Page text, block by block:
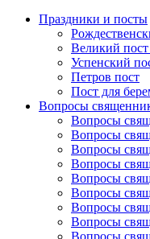
Праздники и посты
Великий
Успенский
Петров пост
Пост для
Вопросы
Вопросы
Вопросы
Вопросы
Вопросы
Вопросы
Вопросы
Вопросы
Вопросы
Вопросы